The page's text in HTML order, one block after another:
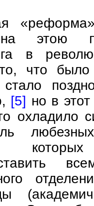
этою
в
что
стало
[5] но в
охладило